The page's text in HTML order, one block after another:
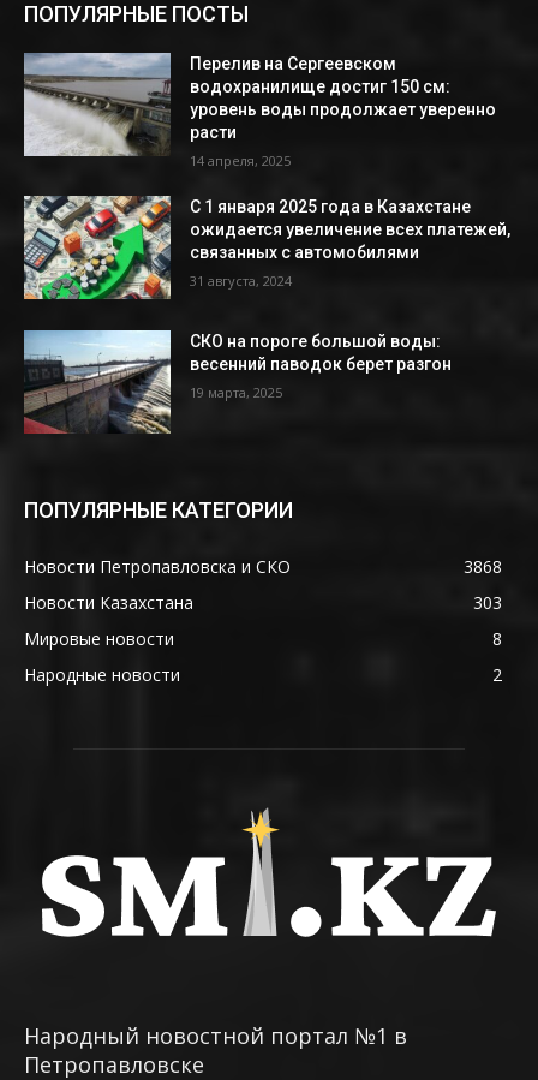
ПОПУЛЯРНЫЕ ПОСТЫ
Перелив на Сергеевском
водохранилище достиг 150 см:
уровень воды продолжает уверенно
расти
14 апреля, 2025
С 1 января 2025 года в Казахстане
ожидается увеличение всех платежей,
связанных с автомобилями
31 августа, 2024
СКО на пороге большой воды:
весенний паводок берет разгон
19 марта, 2025
ПОПУЛЯРНЫЕ КАТЕГОРИИ
Новости Петропавловска и СКО
3868
Новости Казахстана
303
Мировые новости
8
Народные новости
2
Народный новостной портал №1 в
Петропавловске